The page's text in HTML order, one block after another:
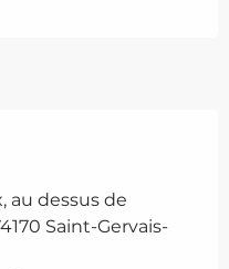
au dessus de
Saint-Gervais-